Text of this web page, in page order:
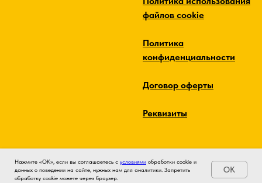
Нажмите «ОК», если вы соглашаетесь с условиями обработки cookie и
данных о поведении на сайте, нужных нам для аналитики. Запретить
обработку cookie можете через браузер.
OK
файлов cookie
Политика
конфиденциальности
Договор оферты
Реквизиты